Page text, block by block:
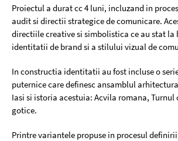
Proiectul a durat cc 4 luni, incluzand in
audit si directii strategice de comunicare.
directiile creative si simbolistica ce au stat la
identitatii de brand si a stilului vizual de
In constructia identitatii au fost incluse o
puternice care definesc ansamblul
Iasi si istoria acestuia: Acvila romana, Turnul
gotice.
Printre variantele propuse in procesul